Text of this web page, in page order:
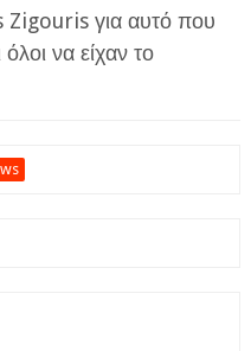
για αυτό που
να είχαν το